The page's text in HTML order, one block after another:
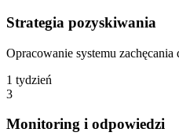
Strategia pozyskiwania
Opracowanie systemu
1 tydzień
3
Monitoring i odpowiedzi